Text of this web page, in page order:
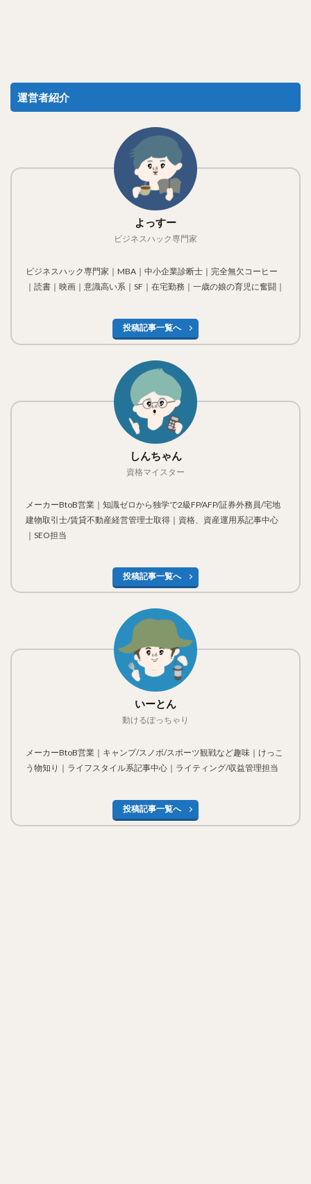
運営者紹介
よっすー
ビジネスハック専門家
ビジネスハック専門家｜MBA｜中小企業診断士｜完全無欠コーヒー
｜読書｜映画｜意識高い系｜SF｜在宅勤務｜一歳の娘の育児に奮闘｜
投稿記事一覧へ
しんちゃん
資格マイスター
メーカーBtoB営業｜知識ゼロから独学で2級FP/AFP/証券外務員/宅地
建物取引士/賃貸不動産経営管理士取得｜資格、資産運用系記事中心
｜SEO担当
投稿記事一覧へ
いーとん
動けるぽっちゃり
メーカーBtoB営業｜キャンプ/スノボ/スポーツ観戦など趣味｜けっこ
う物知り｜ライフスタイル系記事中心｜ライティング/収益管理担当
投稿記事一覧へ